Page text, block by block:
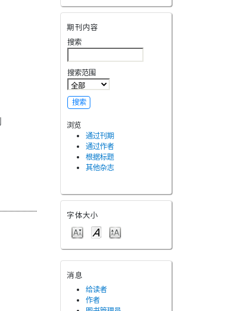
期刊内容
搜索
搜索范围
浏览
通过刊期
通过作者
根据标题
其他杂志
字体大小
消息
给读者
作者